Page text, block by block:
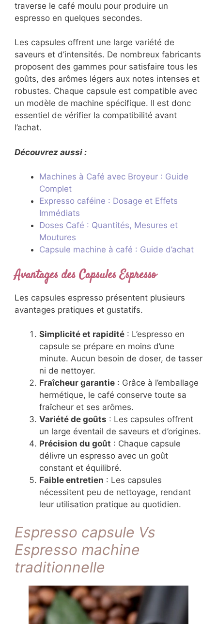
traverse le café moulu pour produire un
espresso en quelques secondes.
Les capsules offrent une large variété de
saveurs et d’intensités. De nombreux fabricants
proposent des gammes pour satisfaire tous les
goûts, des arômes légers aux notes intenses et
robustes. Chaque capsule est compatible avec
un modèle de machine spécifique. Il est donc
essentiel de vérifier la compatibilité avant
l’achat.
Découvrez aussi :
Machines à Café avec Broyeur : Guide
Complet
Expresso caféine : Dosage et Effets
Immédiats
Doses Café : Quantités, Mesures et
Moutures
Capsule machine à café : Guide d’achat
Avantages des Capsules Espresso
Les capsules espresso présentent plusieurs
avantages pratiques et gustatifs.
Simplicité et rapidité : L’espresso en
capsule se prépare en moins d’une
minute. Aucun besoin de doser, de tasser
ni de nettoyer.
Fraîcheur garantie : Grâce à l’emballage
hermétique, le café conserve toute sa
fraîcheur et ses arômes.
Variété de goûts : Les capsules offrent
un large éventail de saveurs et d’origines.
Précision du goût : Chaque capsule
délivre un espresso avec un goût
constant et équilibré.
Faible entretien : Les capsules
nécessitent peu de nettoyage, rendant
leur utilisation pratique au quotidien.
Espresso capsule Vs
Espresso machine
traditionnelle